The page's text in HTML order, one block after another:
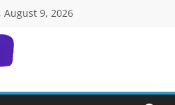
August 9, 2026